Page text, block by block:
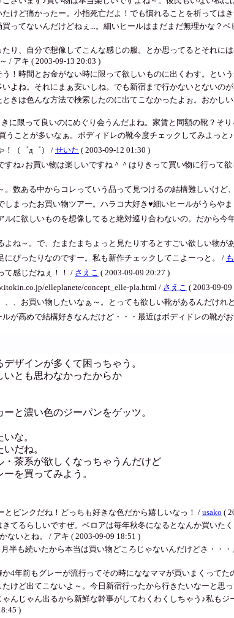
けど痛かったー。小指死亡だよ！でも慣れることを祈っては
ってないんだけどねぇ...。細いヒールはまだまだ無理かな？
り、自分で想像してこんな感じの服。とか思ってるとそれに
/ アキ ( 2003-09-13 20:03 )
！時間とお金がない時に限って欲しいものに出くわす。とい
よね。それにまぁ安いしね。でも新宿まで行かないとないの
きは色んな方法で検索したのに出てこなかったよぉ。おかし
限って良いのにめぐり会うんだよね。家賃と同額の靴？そ
ことが多いなぁ。ボディドレの靴今度チェックしてみよっと♪
！（゜д゜） / せいた ( 2003-09-12 01:30 )
ね♪お買い物は楽しいですね＾＾はりきって買い物に行って
。数ある中からコレっていう品って見つけるの結構難しいけど
しまったお買い物ツアー。ハラコ大好き♥細いヒールがうらや
ルに欲しいものを想像してると絶対巡り合わないの。だから
ね～。で、たまたまちょっと見たりするとすごい欲しい物が
ぴったりなのですー。私も新作チェックしてこよーっと。 /
て感じだねぇ！！ / さえこ ( 2003-09-09 20:27 )
elleplanete/concept_elle-pla.html / さえこ ( 2003-09-
、お買い物したいなぁ～。とっても欲しい靴があるんだけれ
ルが高めで結構好きなんだけど・・・最近はボディドレの靴が
ザインが多くて困っちゃう。
いとも思わなかったからか
と濃い色のジーパンをゲッツ。
な。
だね。
茶系が欲しくなっちゃうんだけど
を買ってみよう。
ピンクだね！どっちも好きな色だから嬉しいなっ！ / usako (
てるらしいですぜ。ベロアは毎年秋冬になるとなんか買いた
ないとね。 / アキ ( 2003-09-09 18:51 )
半も続いたから本当は買い物どころじゃないんだけどさ・・
年前もグレーが流行ってその時にななママが買いまくってた
けど出てこないよ～。今日新宿行ったから行きたいなーと思
んじゃん出るから新鮮な幹事がしてわくわくしちゃう♪私も
)